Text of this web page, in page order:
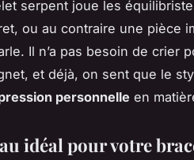
serpent joue les
ou au contraire une pièce
Il n’a pas besoin de crier
et déjà, on sent que le
personnelle en
idéal pour votre